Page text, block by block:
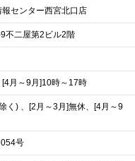
報センター西宮北口店
不二屋第2ビル2階
月～9月]10時～17時
く) 、[2月～3月]無休、[4月～9
号